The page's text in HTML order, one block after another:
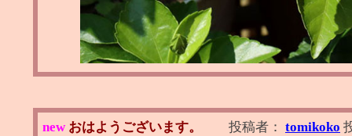
new おはようございます。 投稿者： tomikoko